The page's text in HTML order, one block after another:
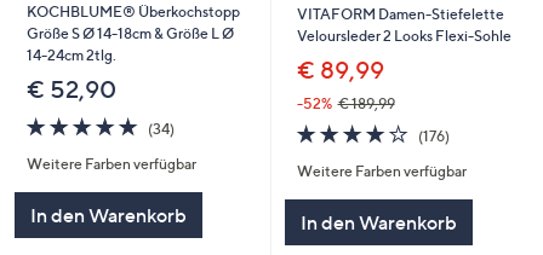
KOCHBLUME® Überkochstopp
Größe S Ø 14-18cm & Größe L Ø
14-24cm 2tlg.
€ 52,90
4.9
von
5
(34)
Weitere Farben verfügbar
In den Warenkorb
VITAFORM Damen-Stiefelette
Veloursleder 2 Looks Flexi-Sohle
€ 89,99
-52% € 189,99
4.0
von
5
(176)
Weitere Farben verfügbar
In den Warenkorb